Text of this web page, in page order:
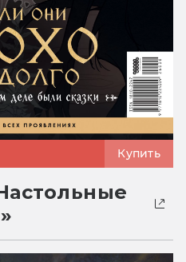
Купить